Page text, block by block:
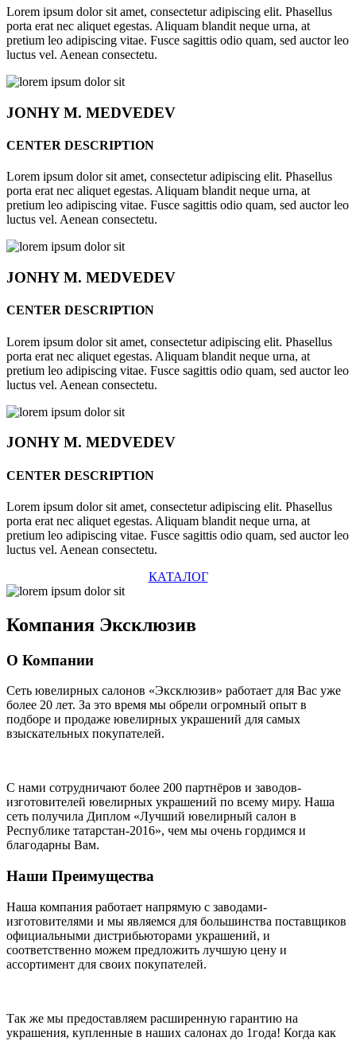
Lorem ipsum dolor sit amet, consectetur adipiscing elit. Phasellus
porta erat nec aliquet egestas. Aliquam blandit neque urna, at
pretium leo adipiscing vitae. Fusce sagittis odio quam, sed auctor leo
luctus vel. Aenean consectetu.
JONHYM. MEDVEDEV
CENTER DESCRIPTION
Lorem ipsum dolor sit amet, consectetur adipiscing elit. Phasellus
porta erat nec aliquet egestas. Aliquam blandit neque urna, at
pretium leo adipiscing vitae. Fusce sagittis odio quam, sed auctor leo
luctus vel. Aenean consectetu.
JONHYM. MEDVEDEV
CENTER DESCRIPTION
Lorem ipsum dolor sit amet, consectetur adipiscing elit. Phasellus
porta erat nec aliquet egestas. Aliquam blandit neque urna, at
pretium leo adipiscing vitae. Fusce sagittis odio quam, sed auctor leo
luctus vel. Aenean consectetu.
JONHYM. MEDVEDEV
CENTER DESCRIPTION
Lorem ipsum dolor sit amet, consectetur adipiscing elit. Phasellus
porta erat nec aliquet egestas. Aliquam blandit neque urna, at
pretium leo adipiscing vitae. Fusce sagittis odio quam, sed auctor leo
luctus vel. Aenean consectetu.
КАТАЛОГ
Компания Эксклюзив
О Компании
Сеть ювелирных салонов «Эксклюзив» работает для Вас уже
более 20 лет. За это время мы обрели огромный опыт в
подборе и продаже ювелирных украшений для самых
взыскательных покупателей.
С нами сотрудничают более 200 партнёров и заводов-
изготовителей ювелирных украшений по всему миру. Наша
сеть получила Диплом «Лучший ювелирный салон в
Республике татарстан-2016», чем мы очень гордимся и
благодарны Вам.
Наши Преимущества
Наша компания работает напрямую с заводами-
изготовителями и мы являемся для большинства поставщиков
официальными дистрибьюторами украшений, и
соответственно можем предложить лучшую цену и
ассортимент для своих покупателей.
Так же мы предоставляем расширенную гарантию на
украшения, купленные в наших салонах до 1года! Когда как